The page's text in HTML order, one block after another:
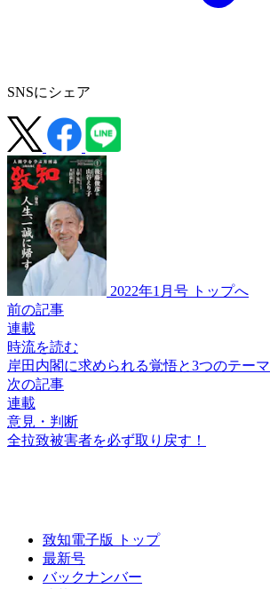
SNSにシェア
2022年1月号 トップへ
前の記事
連載
時流を読む
岸田内閣に求められる覚悟と3つのテーマ
次の記事
連載
意見・判断
全拉致被害者を必ず取り戻す！
致知電子版 トップ
最新号
バックナンバー